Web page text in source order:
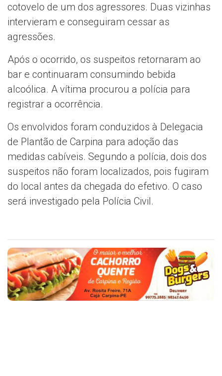
cotovelo de um dos agressores. Duas vizinhas
intervieram e conseguiram cessar as
agressões.
Após o ocorrido, os suspeitos retornaram ao
bar e continuaram consumindo bebida
alcoólica. A vítima procurou a polícia para
registrar a ocorrência.
Os envolvidos foram conduzidos à Delegacia
de Plantão de Carpina para adoção das
medidas cabíveis. Segundo a polícia, dois dos
suspeitos não foram localizados, pois fugiram
do local antes da chegada do efetivo. O caso
será investigado pela Polícia Civil.